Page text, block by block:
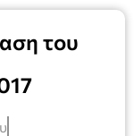
του